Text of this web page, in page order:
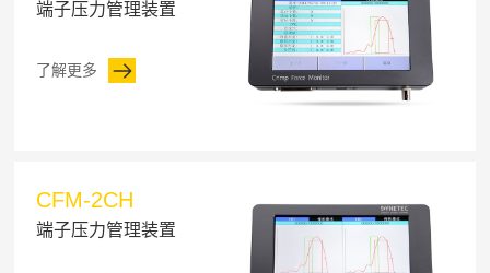
端子压力管理装置
了解更多
CFM-2CH
端子压力管理装置